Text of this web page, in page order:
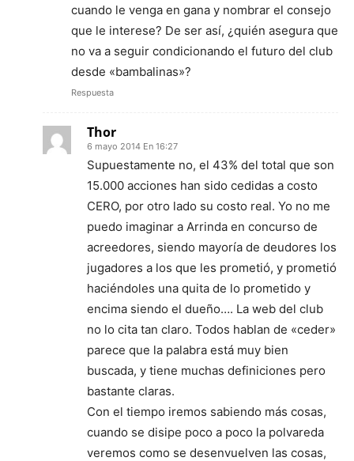
cuando le venga en gana y nombrar el consejo
que le interese? De ser así, ¿quién asegura que
no va a seguir condicionando el futuro del club
desde «bambalinas»?
Respuesta
Thor
6 mayo 2014 En 16:27
Supuestamente no, el 43% del total que son
15.000 acciones han sido cedidas a costo
CERO, por otro lado su costo real. Yo no me
puedo imaginar a Arrinda en concurso de
acreedores, siendo mayoría de deudores los
jugadores a los que les prometió, y prometió
haciéndoles una quita de lo prometido y
encima siendo el dueño…. La web del club
no lo cita tan claro. Todos hablan de «ceder»
parece que la palabra está muy bien
buscada, y tiene muchas definiciones pero
bastante claras.
Con el tiempo iremos sabiendo más cosas,
cuando se disipe poco a poco la polvareda
veremos como se desenvuelven las cosas,